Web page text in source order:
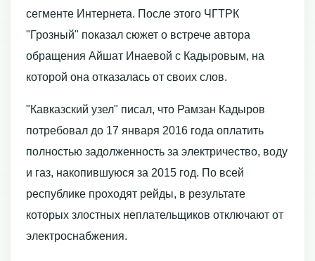
сегменте Интернета. После этого ЧГТРК
"Грозный" показал сюжет о встрече автора
обращения Айшат Инаевой с Кадыровым, на
которой она отказалась от своих слов.
"Кавказский узел" писал, что Рамзан Кадыров
потребовал до 17 января 2016 года оплатить
полностью задолженность за электричество, воду
и газ, накопившуюся за 2015 год. По всей
республике проходят рейды, в результате
которых злостных неплательщиков отключают от
электроснабжения.